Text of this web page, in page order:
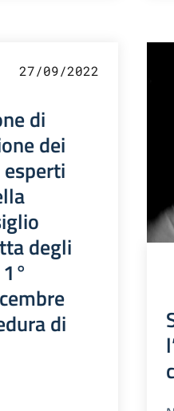
27/09/2022
di
dei
degli
di